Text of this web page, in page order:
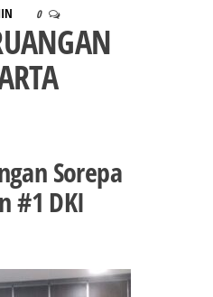
0
Sorepa
#1 DKI